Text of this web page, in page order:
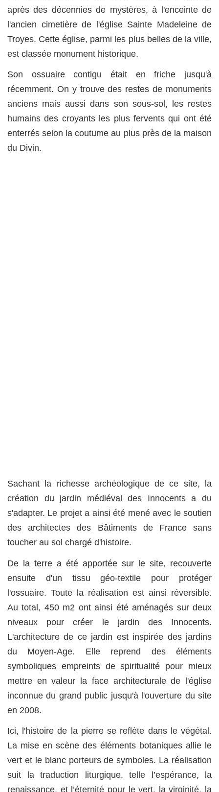
après des décennies de mystères, à l'enceinte de
l'ancien cimetière de l'église Sainte Madeleine de
Troyes. Cette église, parmi les plus belles de la ville,
est classée monument historique.
Son ossuaire contigu était en friche jusqu'à
récemment. On y trouve des restes de monuments
anciens mais aussi dans son sous-sol, les restes
humains des croyants les plus fervents qui ont été
enterrés selon la coutume au plus près de la maison
du Divin.
Sachant la richesse archéologique de ce site, la
création du jardin médiéval des Innocents a du
s'adapter. Le projet a ainsi été mené avec le soutien
des architectes des Bâtiments de France sans
toucher au sol chargé d'histoire.
De la terre a été apportée sur le site, recouverte
ensuite d'un tissu géo-textile pour protéger
l'ossuaire. Toute la réalisation est ainsi réversible.
Au total, 450 m2 ont ainsi été aménagés sur deux
niveaux pour créer le jardin des Innocents.
L'architecture de ce jardin est inspirée des jardins
du Moyen-Age. Elle reprend des éléments
symboliques empreints de spiritualité pour mieux
mettre en valeur la face architecturale de l'église
inconnue du grand public jusqu'à l'ouverture du site
en 2008.
Ici, l'histoire de la pierre se reflète dans le végétal.
La mise en scène des éléments botaniques allie le
vert et le blanc porteurs de symboles. La réalisation
suit la traduction liturgique, telle l’espérance, la
renaissance, et l’éternité pour le vert, la virginité, la